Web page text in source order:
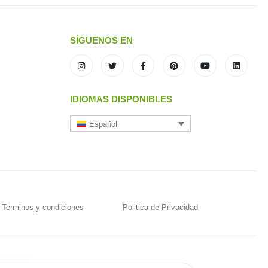
SÍGUENOS EN
IDIOMAS DISPONIBLES
Español
Terminos y condiciones Politica de Privacidad